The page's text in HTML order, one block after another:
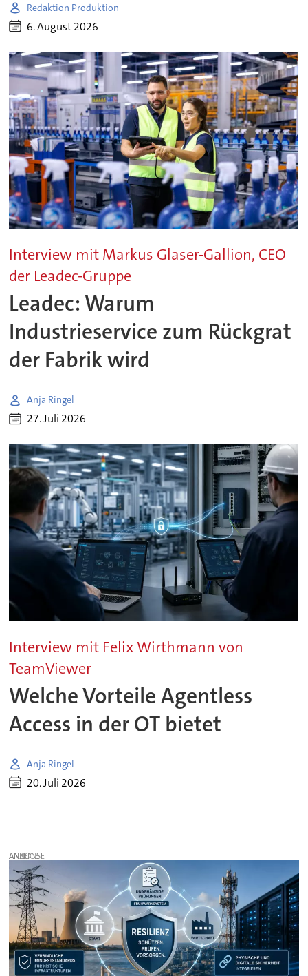
Redaktion Produktion
6. August 2026
Interview mit Markus Glaser-Gallion, CEO
der Leadec-Gruppe
Leadec: Warum
Industrieservice zum Rückgrat
der Fabrik wird
Anja Ringel
27. Juli 2026
Interview mit Felix Wirthmann von
TeamViewer
Welche Vorteile Agentless
Access in der OT bietet
Anja Ringel
20. Juli 2026
ANZEIGE